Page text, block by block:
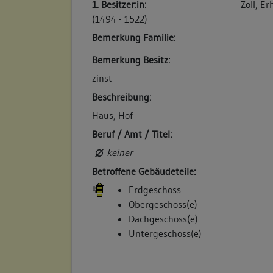
Betroffene Gebäudeteile:
5. Bauphase:
(1719)
Die Appischen Erben verkaufen das Haus
Christian Gratzer: "Eine kleine Behausung
der Schloßgassen, neben dem
Scheyhing". (a)
Betroffene Gebäudeteile:
keine
1. Besitzer:in:
(1494 - 1522)
Zoll,
Bemerkung Familie:
Bemerkung Besitz:
zinst
Beschreibung:
Haus, Hof
Beruf / Amt / Titel:
keiner
Betroffene Gebäudeteile:
Erdgeschoss
Obergeschoss(e)
Dachgeschoss(e)
Untergeschoss(e)